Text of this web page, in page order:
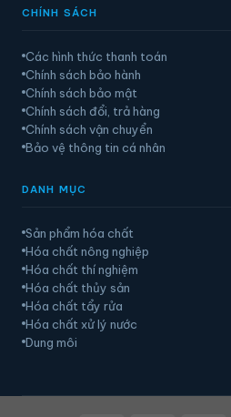
CHÍNH SÁCH
Các hình thức thanh toán
Chính sách bảo hành
Chính sách bảo mật
Chính sách đổi, trả hàng
Chính sách vận chuyển
Bảo vệ thông tin cá nhân
DANH MỤC
Sản phẩm hóa chất
Hóa chất nông nghiệp
Hóa chất thí nghiệm
Hóa chất thủy sản
Hóa chất tẩy rửa
Hóa chất xử lý nước
Dung môi